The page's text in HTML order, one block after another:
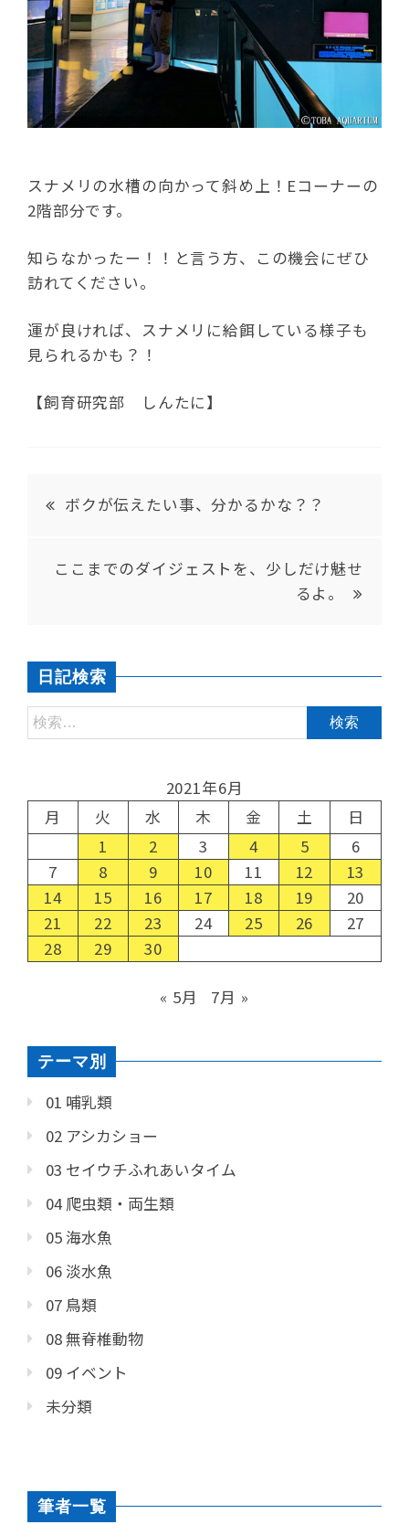
スナメリの水槽の向かって斜め上！Eコーナーの
2階部分です。
知らなかったー！！と言う方、この機会にぜひ
訪れてください。
運が良ければ、スナメリに給餌している様子も
見られるかも？！
【飼育研究部 しんたに】
ボクが伝えたい事、分かるかな？？
ここまでのダイジェストを、少しだけ魅せ
るよ。
日記検索
2021年6月
月
火 水 木 金 土
日
1
2 3 4 5
6
7
8 9 10 11 12
13
14
15 16 17 18 19
20
21
22 23 24 25 26
27
28
29 30
« 5月 7月 »
テーマ別
01 哺乳類
02 アシカショー
03 セイウチふれあいタイム
04 爬虫類・両生類
05 海水魚
06 淡水魚
07 鳥類
08 無脊椎動物
09 イベント
未分類
筆者一覧